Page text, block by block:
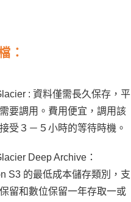
：
: 資料僅需長久保存，平
要調用。費用便宜，調用該
受３－５小時的等待時機。
Deep Archive：
S3 的最低成本儲存類別，支
留和數位保留一年存取一或